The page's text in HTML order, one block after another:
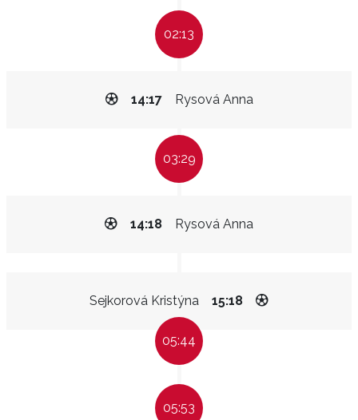
02:13
Rysová Anna
14:17
03:29
Rysová Anna
14:18
Sejkorová Kristýna 15:18
05:44
05:53